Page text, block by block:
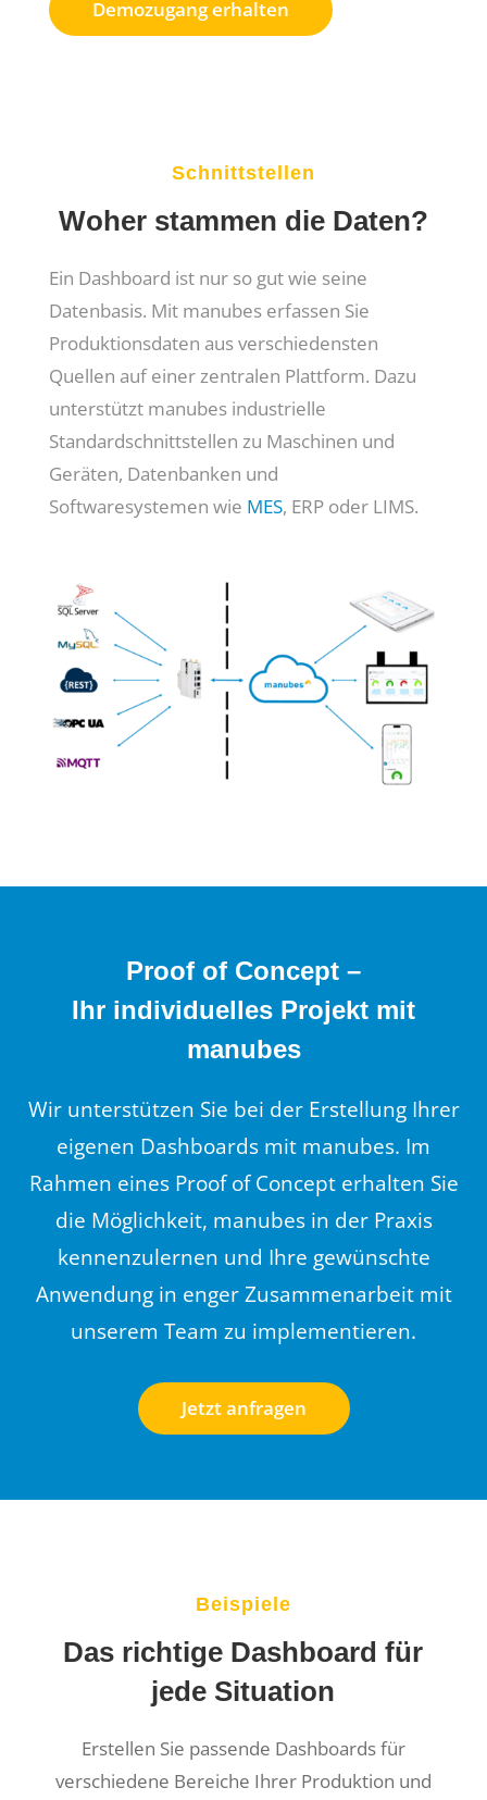
Demozugang erhalten
Schnittstellen
Woher stammen die Daten?
Ein Dashboard ist nur so gut wie seine
Datenbasis. Mit manubes erfassen Sie
Produktionsdaten aus verschiedensten
Quellen auf einer zentralen Plattform. Dazu
unterstützt manubes industrielle
Standardschnittstellen zu Maschinen und
Geräten, Datenbanken und
Softwaresystemen wie MES, ERP oder LIMS.
Proof of Concept –
Ihr individuelles Projekt mit
manubes
Wir unterstützen Sie bei der Erstellung Ihrer
eigenen Dashboards mit manubes. Im
Rahmen eines Proof of Concept erhalten Sie
die Möglichkeit, manubes in der Praxis
kennenzulernen und Ihre gewünschte
Anwendung in enger Zusammenarbeit mit
unserem Team zu implementieren.
Jetzt anfragen
Beispiele
Das richtige Dashboard für
jede Situation
Erstellen Sie passende Dashboards für
verschiedene Bereiche Ihrer Produktion und